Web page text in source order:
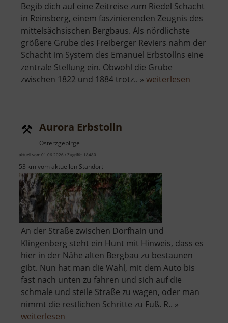
Begib dich auf eine Zeitreise zum Riedel Schacht
in Reinsberg, einem faszinierenden Zeugnis des
mittelsächsischen Bergbaus. Als nördlichste
größere Grube des Freiberger Reviers nahm der
Schacht im System des Emanuel Erbstollns eine
zentrale Stellung ein. Obwohl die Grube
zwischen 1822 und 1884 trotz.. » weiterlesen
Aurora Erbstolln
Osterzgebirge
aktuell vom 01.06.2026 / Zugriffe: 18480
53 km vom aktuellen Standort
An der Straße zwischen Dorfhain und
Klingenberg steht ein Hunt mit Hinweis, dass es
hier in der Nähe alten Bergbau zu bestaunen
gibt. Nun hat man die Wahl, mit dem Auto bis
fast nach unten zu fahren und sich auf die
schmale und steile Straße zu wagen, oder man
nimmt die restlichen Schritte zu Fuß. R.. »
weiterlesen